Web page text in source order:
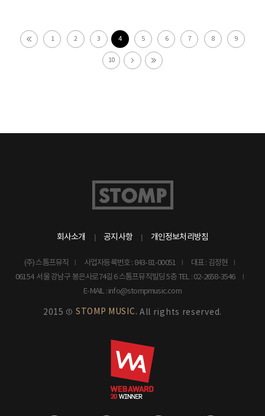
1 2 3 4 5 6 7 8 9
10
회사소개 공지사항 개인정보처리방침
(주) 스톰프뮤직 사업자등록번호 : 843-81-00051
대표 : 김정현
06154 서울 강남구 봉은사로74길 6 스톰프뮤직빌딩 5층 TEL : 02-2658-3546
E-MAIL : info@stompmusic.com
2015 © STOMP MUSIC. All rights reserved.